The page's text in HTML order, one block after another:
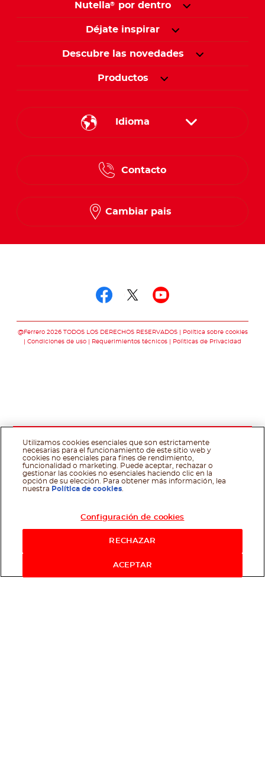
Nutella® por dentro
Déjate inspirar
Descubre las novedades
Productos
Idioma
English
French
Contacto
Cambiar pais
@Ferrero 2026 TODOS LOS DERECHOS RESERVADOS
Política sobre cookies
Condiciones de uso
Requerimientos técnicos Polìticas de Privacidad
Utilizamos cookies esenciales que son estrictamente
necesarias para el funcionamiento de este sitio web y
cookies no esenciales para fines de rendimiento,
funcionalidad o marketing. Puede aceptar, rechazar o
gestionar las cookies no esenciales haciendo clic en la
opción de su elección. Para obtener más información, lea
nuestra Política de cookies
Configuración de cookies
RECHAZAR
ACEPTAR